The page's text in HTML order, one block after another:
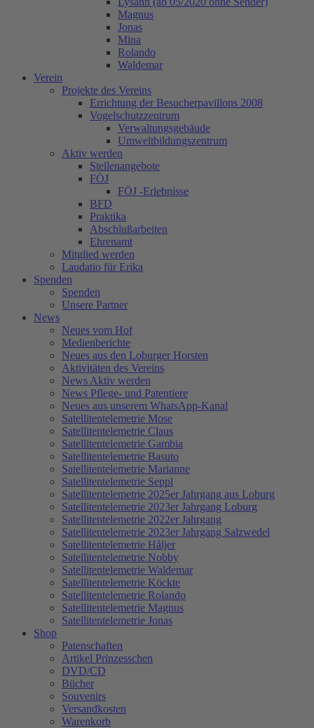
Magnus
Jonas
Mina
Rolando
Waldemar
Verein
Projekte des Vereins
Errichtung der Besucherpavillons 2008
Vogelschutzzentrum
Verwaltungsgebäude
Umweltbildungszentrum
Aktiv werden
Stellenangebote
FÖJ
FÖJ -Erlebnisse
BFD
Praktika
Abschlußarbeiten
Ehrenamt
Mitglied werden
Laudatio für Erika
Spenden
Spenden
Unsere Partner
News
Neues vom Hof
Medienberichte
Neues aus den Loburger Horsten
Aktivitäten des Vereins
News Aktiv werden
News Pflege- und Patentiere
Neues aus unserem WhatsApp-Kanal
Satellitentelemetrie Mose
Satellitentelemetrie Claus
Satellitentelemetrie Gambia
Satellitentelemetrie Basuto
Satellitentelemetrie Marianne
Satellitentelemetrie Seppl
Satellitentelemetrie 2025er Jahrgang aus Loburg
Satellitentelemetrie 2023er Jahrgang Loburg
Satellitentelemetrie 2022er Jahrgang
Satellitentelemetrie 2023er Jahrgang Salzwedel
Satellitentelemetrie Håljer
Satellitentelemetrie Nobby
Satellitentelemetrie Waldemar
Satellitentelemetrie Köckte
Satellitentelemetrie Rolando
Satellitentelemetrie Magnus
Satellitentelemetrie Jonas
Shop
Patenschaften
Artikel Prinzesschen
DVD/CD
Bücher
Souvenirs
Versandkosten
Warenkorb